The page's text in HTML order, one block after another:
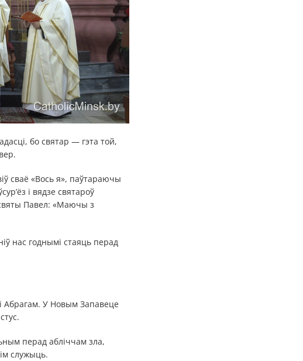
бо святар — гэта той,
сваё «Вось я», паўтараючы
і вядзе святароў
Павел: «Маючы з
нас годнымі стаяць перад
Абрагам. У Новым Запавеце
перад абліччам зла,
служыць.